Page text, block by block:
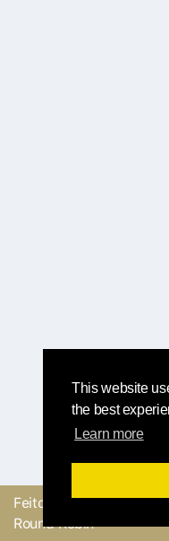
This website
the best
Learn more
Feito com
pela
Round Robin